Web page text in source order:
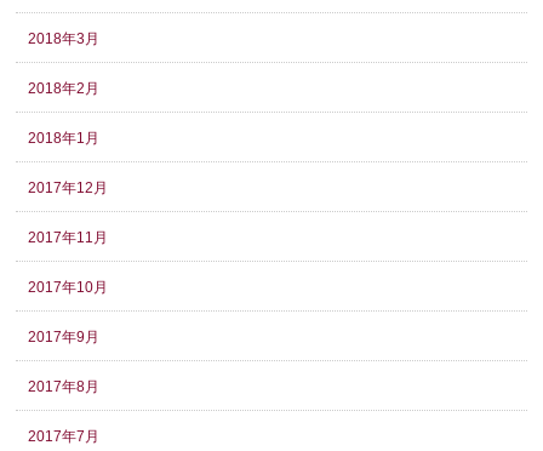
2018年3月
2018年2月
2018年1月
2017年12月
2017年11月
2017年10月
2017年9月
2017年8月
2017年7月